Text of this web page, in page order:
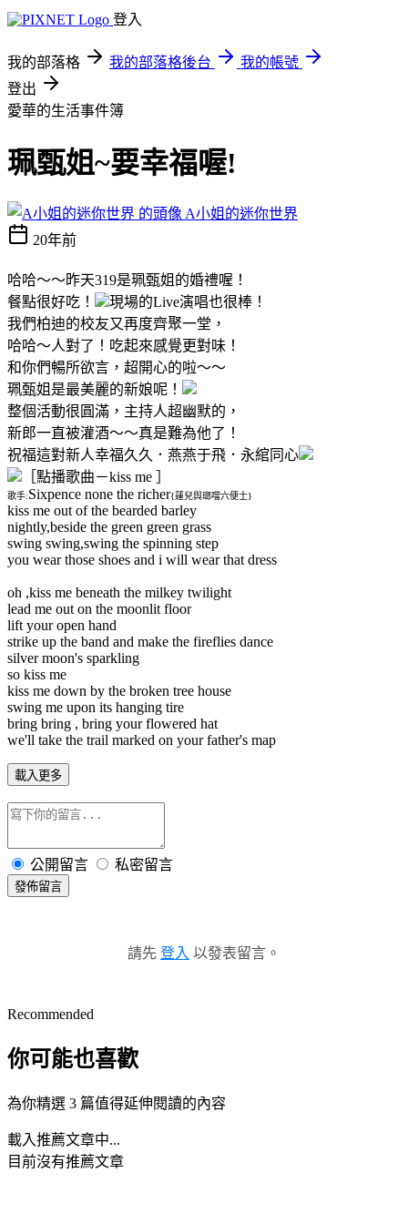
登入
我的部落格 我的部落格後台
我的帳號
登出
愛華的生活事件簿
珮甄姐~要幸福喔!
A小姐的迷你世界
20年前
哈哈～～昨天319是珮甄姐的婚禮喔！
餐點很好吃！
現場的Live演唱也很棒！
我們柏迪的校友又再度齊聚一堂，
哈哈～人對了！吃起來感覺更對味！
和你們暢所欲言，超開心的啦～～
珮甄姐是最美麗的新娘呢！
整個活動很圓滿，主持人超幽默的，
新郎一直被灌酒～～真是難為他了！
祝福這對新人幸福久久．燕燕于飛．永綰同心
［點播歌曲－kiss me ］
歌手:Sixpence none the richer{蓮兒與瑯噹六便士}
kiss me out of the bearded barley
nightly,beside the green green grass
swing swing,swing the spinning step
you wear those shoes and i will wear that dress
oh ,kiss me beneath the milkey twilight
lead me out on the moonlit floor
lift your open hand
strike up the band and make the fireflies dance
silver moon's sparkling
so kiss me
kiss me down by the broken tree house
swing me upon its hanging tire
bring bring , bring your flowered hat
we'll take the trail marked on your father's map
載入更多
公開留言 私密留言
發佈留言
請先 登入 以發表留言。
Recommended
你可能也喜歡
為你精選 3 篇值得延伸閱讀的內容
載入推薦文章中...
目前沒有推薦文章